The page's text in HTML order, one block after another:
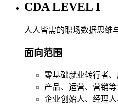
CDA LEVEL I
人人皆需的职场数据思维
面向范围
零基础就业转行者
产品、运营、营销
企业创始人、经理